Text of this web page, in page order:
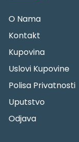
O Nama
Kontakt
Kupovina
Uslovi Kupovine
Polisa Privatnosti
Uputstvo
Odjava